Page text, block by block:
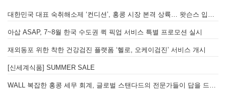
대한민국 대표 숙취해소제 ‘컨디션’, 홍콩 시장 본격 상륙… 왓슨스 입점 기념 할인 행사 진행
아삽 ASAP, 7~8월 한국 수도권 퀵 픽업 서비스 특별 프로모션 실시
재외동포 위한 착한 건강검진 플랫폼 ‘헬로, 오케이검진’ 서비스 개시
[신세계식품] SUMMER SALE
WALL 복잡한 홍콩 세무 회계, 글로벌 스탠다드의 전문가들이 답을 드립니다! - 법인설립, 회계, 감사